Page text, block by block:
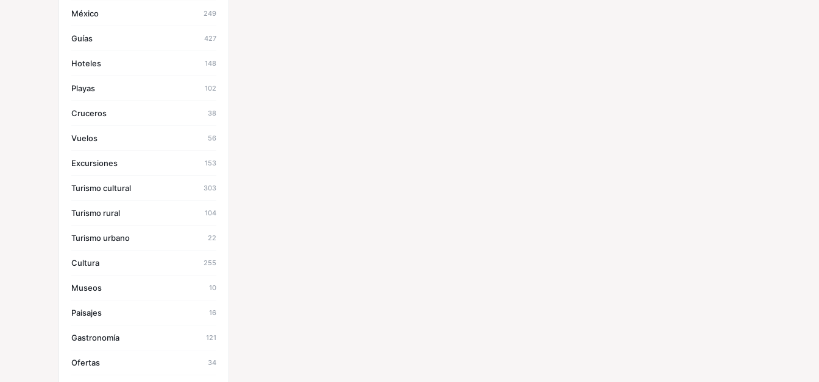
México 249
Guías 427
Hoteles 148
Playas 102
Cruceros 38
Vuelos 56
Excursiones 153
Turismo cultural 303
Turismo rural 104
Turismo urbano 22
Cultura 255
Museos 10
Paisajes 16
Gastronomía 121
Ofertas 34